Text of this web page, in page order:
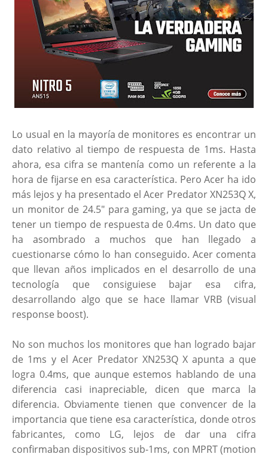
Lo usual en la mayoría de monitores es encontrar un
dato relativo al tiempo de respuesta de 1ms. Hasta
ahora, esa cifra se mantenía como un referente a la
hora de fijarse en esa característica. Pero Acer ha ido
más lejos y ha presentado el Acer Predator XN253Q X,
un monitor de 24.5″ para gaming, ya que se jacta de
tener un tiempo de respuesta de 0.4ms. Un dato que
ha asombrado a muchos que han llegado a
cuestionarse cómo lo han conseguido. Acer comenta
que llevan años implicados en el desarrollo de una
tecnología que consiguiese bajar esa cifra,
desarrollando algo que se hace llamar VRB (visual
response boost).
No son muchos los monitores que han logrado bajar
de 1ms y el Acer Predator XN253Q X apunta a que
logra 0.4ms, que aunque estemos hablando de una
diferencia casi inapreciable, dicen que marca la
diferencia. Obviamente tienen que convencer de la
importancia que tiene esa característica, donde otros
fabricantes, como LG, lejos de dar una cifra
confirmaban dispositivos sub-1ms, con MPRT (motion